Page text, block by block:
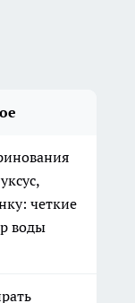
четкие
воды